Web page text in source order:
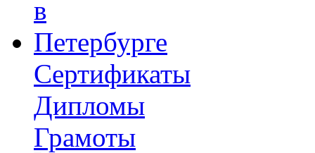
Сертификаты
Дипломы
Грамоты